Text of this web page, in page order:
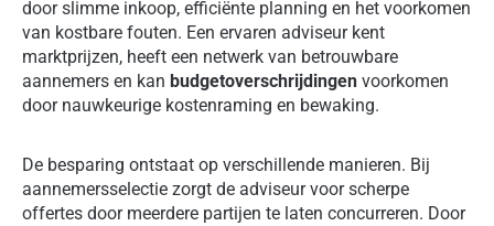
door slimme inkoop, efficiënte planning en het voorkomen
van kostbare fouten. Een ervaren adviseur kent
marktprijzen, heeft een netwerk van betrouwbare
aannemers en kan budgetoverschrijdingen voorkomen
door nauwkeurige kostenraming en bewaking.
De besparing ontstaat op verschillende manieren. Bij
aannemersselectie zorgt de adviseur voor scherpe
offertes door meerdere partijen te laten concurreren. Door